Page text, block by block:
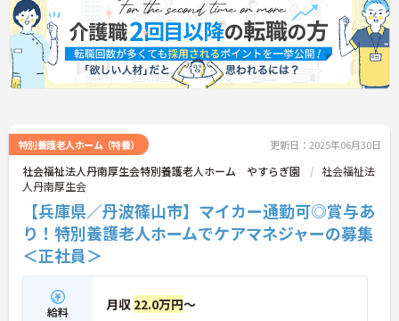
特別養護老人ホーム（特養） 更新日：2025年06月30日
社会福祉法人丹南厚生会特別養護老人ホーム やすらぎ園
社会福祉法
人丹南厚生会
【兵庫県／丹波篠山市】マイカー通勤可◎賞与あ
り！特別養護老人ホームでケアマネジャーの募集
＜正社員＞
給料 月収 22.0万円～